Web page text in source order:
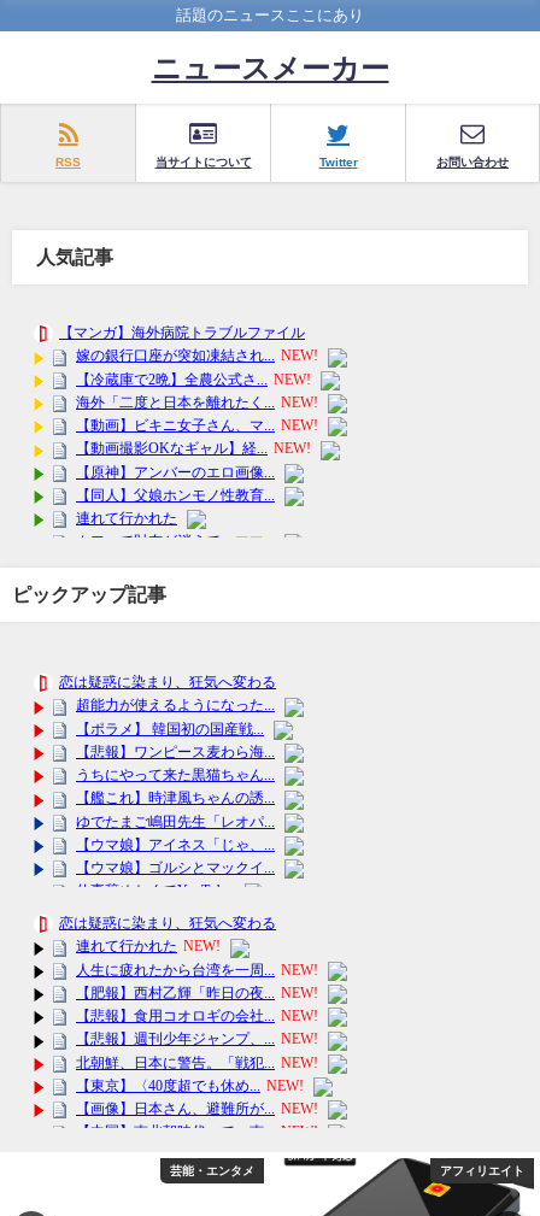
話題のニュースここにあり
ニュースメーカー
RSS 当サイトについて Twitter お問い合わせ
人気記事
ピックアップ記事
アフィリエイト 芸能・エンタメ